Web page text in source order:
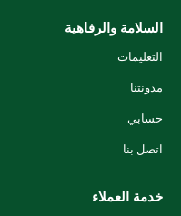
السلامة والرفاهية
التعليمات
مدونتنا
حسابي
اتصل بنا
خدمة العملاء